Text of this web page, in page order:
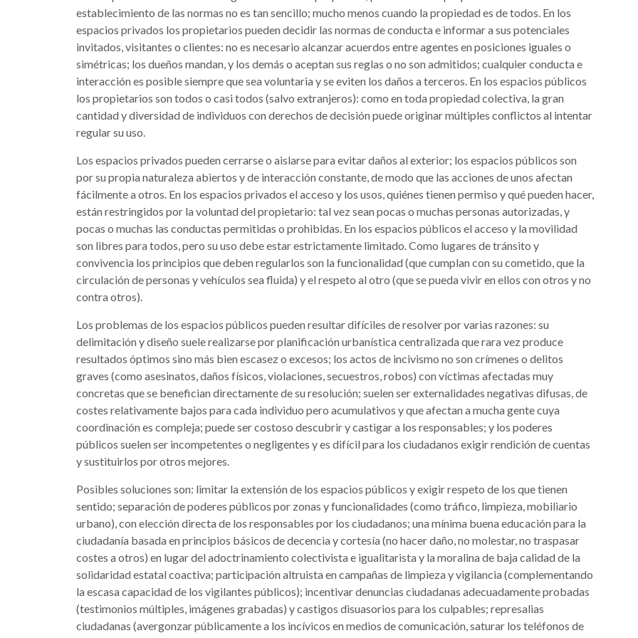
establecimiento de las normas no es tan sencillo; mucho menos cuando la propiedad es de todos. En los
espacios privados los propietarios pueden decidir las normas de conducta e informar a sus potenciales
invitados, visitantes o clientes: no es necesario alcanzar acuerdos entre agentes en posiciones iguales o
simétricas; los dueños mandan, y los demás o aceptan sus reglas o no son admitidos; cualquier conducta e
interacción es posible siempre que sea voluntaria y se eviten los daños a terceros. En los espacios públicos
los propietarios son todos o casi todos (salvo extranjeros): como en toda propiedad colectiva, la gran
cantidad y diversidad de individuos con derechos de decisión puede originar múltiples conflictos al intentar
regular su uso.
Los espacios privados pueden cerrarse o aislarse para evitar daños al exterior; los espacios públicos son
por su propia naturaleza abiertos y de interacción constante, de modo que las acciones de unos afectan
fácilmente a otros. En los espacios privados el acceso y los usos, quiénes tienen permiso y qué pueden hacer,
están restringidos por la voluntad del propietario: tal vez sean pocas o muchas personas autorizadas, y
pocas o muchas las conductas permitidas o prohibidas. En los espacios públicos el acceso y la movilidad
son libres para todos, pero su uso debe estar estrictamente limitado. Como lugares de tránsito y
convivencia los principios que deben regularlos son la funcionalidad (que cumplan con su cometido, que la
circulación de personas y vehículos sea fluida) y el respeto al otro (que se pueda vivir en ellos con otros y no
contra otros).
Los problemas de los espacios públicos pueden resultar difíciles de resolver por varias razones: su
delimitación y diseño suele realizarse por planificación urbanística centralizada que rara vez produce
resultados óptimos sino más bien escasez o excesos; los actos de incivismo no son crímenes o delitos
graves (como asesinatos, daños físicos, violaciones, secuestros, robos) con víctimas afectadas muy
concretas que se benefician directamente de su resolución; suelen ser externalidades negativas difusas, de
costes relativamente bajos para cada individuo pero acumulativos y que afectan a mucha gente cuya
coordinación es compleja; puede ser costoso descubrir y castigar a los responsables; y los poderes
públicos suelen ser incompetentes o negligentes y es difícil para los ciudadanos exigir rendición de cuentas
y sustituirlos por otros mejores.
Posibles soluciones son: limitar la extensión de los espacios públicos y exigir respeto de los que tienen
sentido; separación de poderes públicos por zonas y funcionalidades (como tráfico, limpieza, mobiliario
urbano), con elección directa de los responsables por los ciudadanos; una mínima buena educación para la
ciudadanía basada en principios básicos de decencia y cortesía (no hacer daño, no molestar, no traspasar
costes a otros) en lugar del adoctrinamiento colectivista e igualitarista y la moralina de baja calidad de la
solidaridad estatal coactiva; participación altruista en campañas de limpieza y vigilancia (complementando
la escasa capacidad de los vigilantes públicos); incentivar denuncias ciudadanas adecuadamente probadas
(testimonios múltiples, imágenes grabadas) y castigos disuasorios para los culpables; represalias
ciudadanas (avergonzar públicamente a los incívicos en medios de comunicación, saturar los teléfonos de